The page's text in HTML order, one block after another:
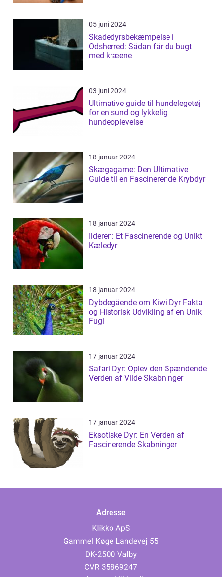
05 juni 2024
Skadedyrsbekæmpelse i
Odsherred: Sådan får du bugt
med kræene
03 juni 2024
Ultimative guide til hundelegetøj
for en sund og lykkelig
hundeoplevelse
18 januar 2024
Skægagame: Den Ultimative
Guide til en Fascinerende Krybdyr
18 januar 2024
Ilderen: Et Fascinerende og Unikt
Kæledyr
18 januar 2024
Dybdegående om Kiwi Dyr Fakta
og Historisk Udvikling af en Unik
Fugl
17 januar 2024
Safari Dyr: Oplev den Spændende
Verden af Vilde Skabninger
17 januar 2024
Eksotiske Dyr: En Verden af
Fascinerende Skabninger
Adresse